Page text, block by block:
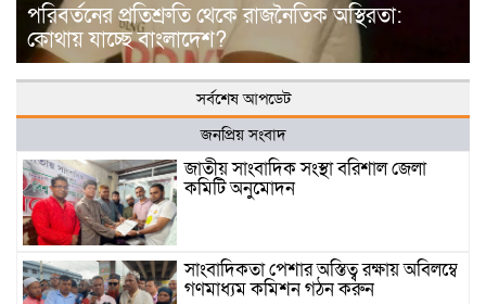
পরিবর্তনের প্রতিশ্রুতি থেকে রাজনৈতিক অস্থিরতা:
কোথায় যাচ্ছে বাংলাদেশ?
সর্বশেষ আপডেট
জনপ্রিয় সংবাদ
জাতীয় সাংবাদিক সংস্থা বরিশাল জেলা
কমিটি অনুমোদন
সাংবাদিকতা পেশার অস্তিত্ব রক্ষায় অবিলম্বে
গণমাধ্যম কমিশন গঠন করুন